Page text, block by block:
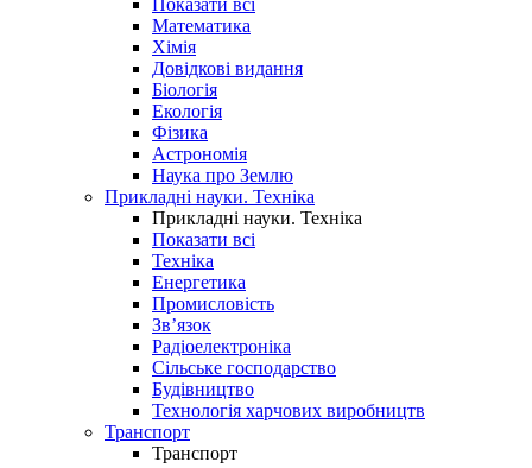
Показати всі
Математика
Хімія
Довідкові видання
Біологія
Екологія
Фізика
Астрономія
Наука про Землю
Прикладні науки. Техніка
Прикладні науки. Техніка
Показати всі
Техніка
Енергетика
Промисловість
Зв’язок
Радіоелектроніка
Сільське господарство
Будівництво
Технологія харчових виробництв
Транспорт
Транспорт